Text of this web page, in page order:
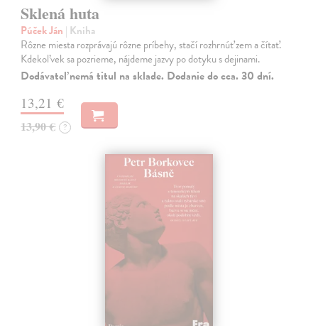
Sklená huta
Púček Ján | Kniha
Rôzne miesta rozprávajú rôzne príbehy, stačí rozhrnúť zem a čítať.
Kdekoľvek sa pozrieme, nájdeme jazvy po dotyku s dejinami.
Dodávateľ nemá titul na sklade. Dodanie do cca. 30 dní.
13,21 €
13,90 € ?